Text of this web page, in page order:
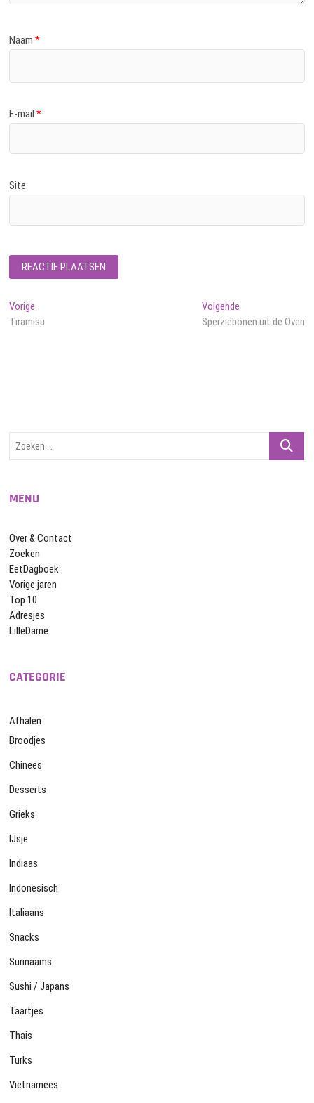
Naam*
E-mail*
Site
Bericht
navigatie
Vorige
bericht:
Tiramisu
VolgendeVolgend
bericht:
Sperziebonen uit de Oven
Zoeken
MENU
Over & Contact
Zoeken
EetDagboek
Vorige jaren
Top 10
Adresjes
LilleDame
CATEGORIE
Afhalen
Broodjes
Chinees
Desserts
Grieks
IJsje
Indiaas
Indonesisch
Italiaans
Snacks
Surinaams
Sushi / Japans
Taartjes
Thais
Turks
Vietnamees